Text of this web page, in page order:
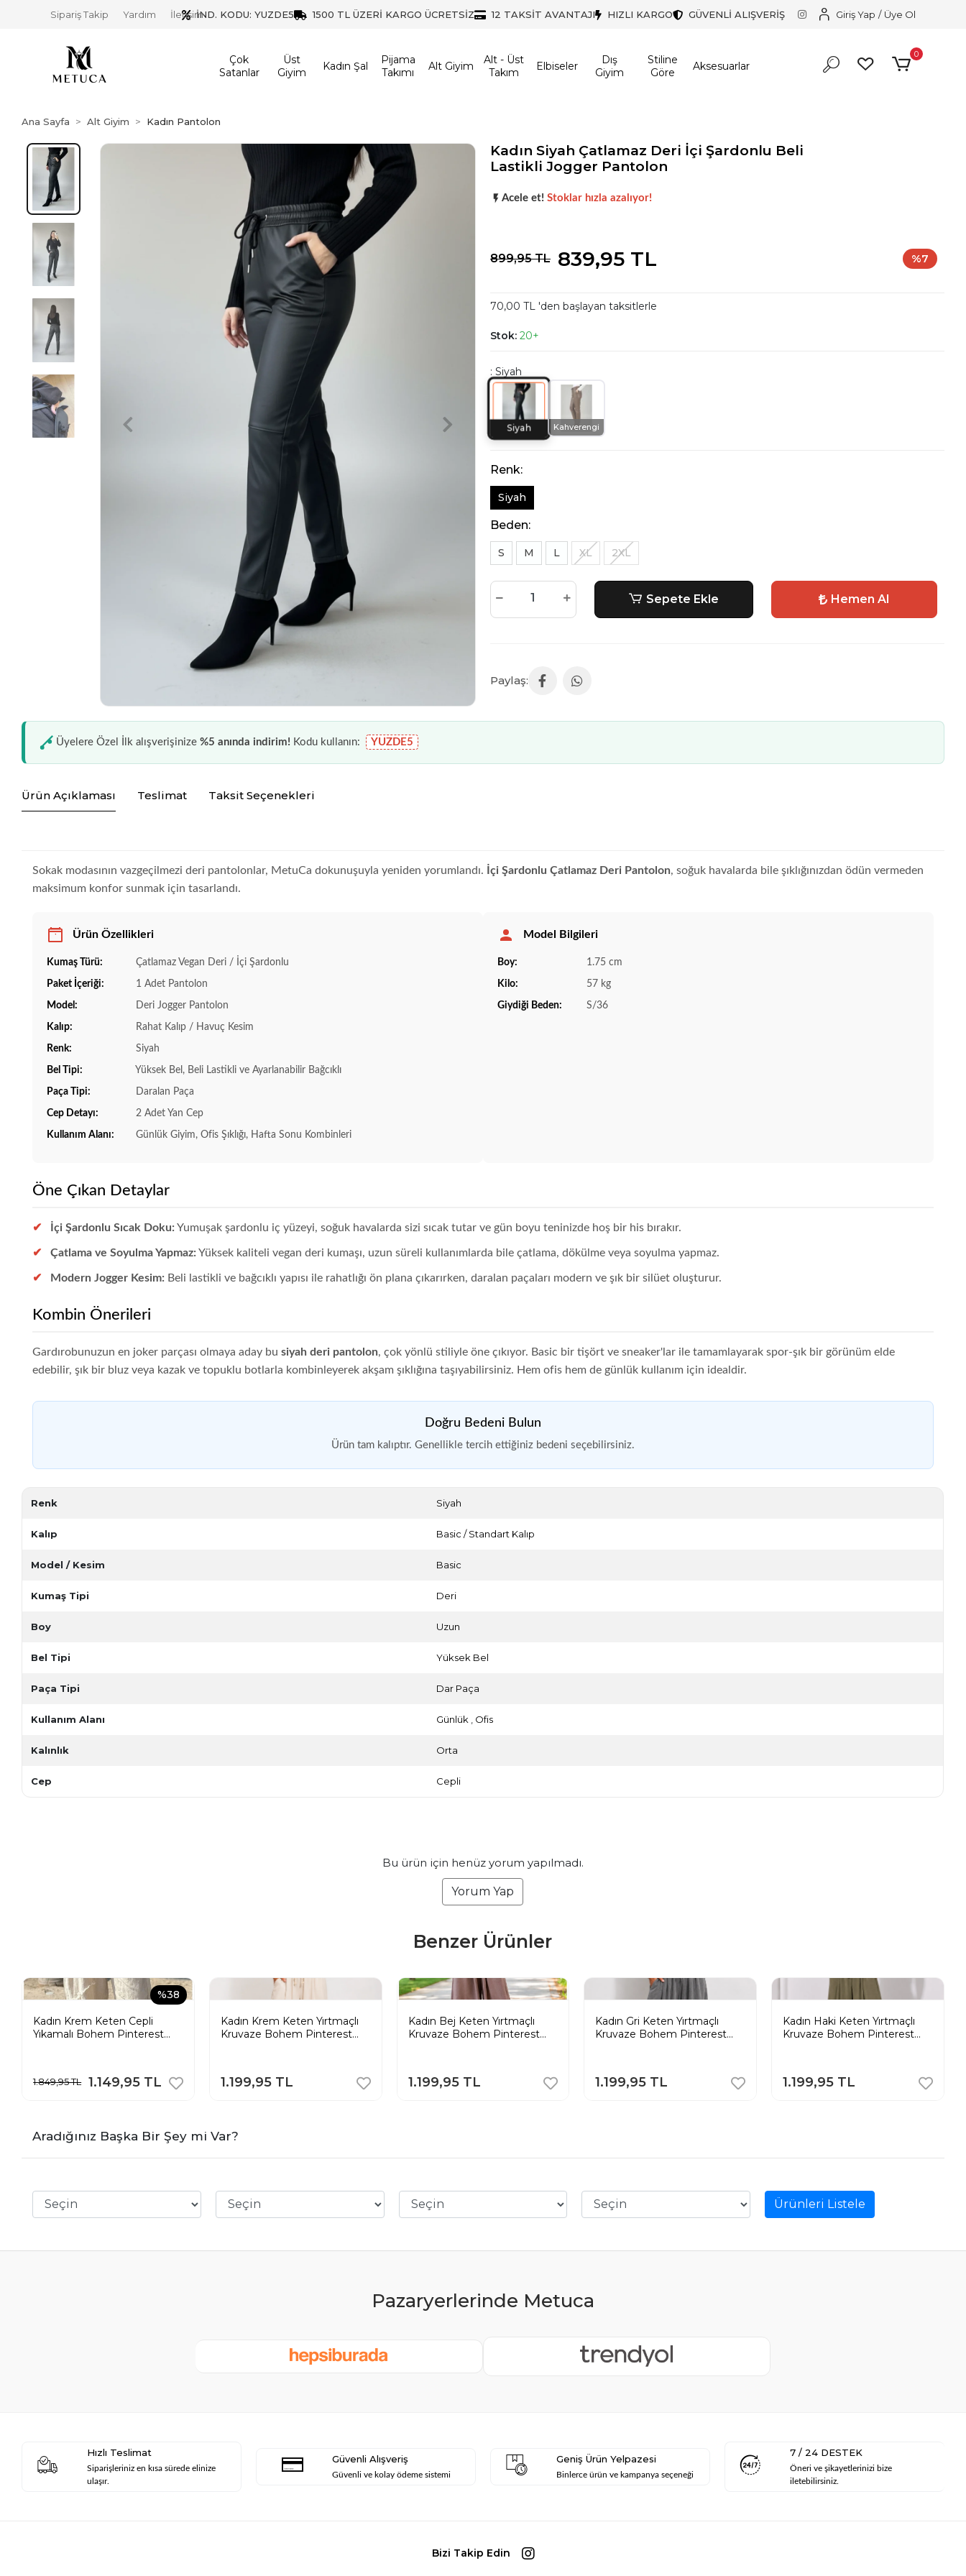
İND. KODU: YUZDE5 1500 TL ÜZERİ KARGO ÜCRETSİZ 12 TAKSİT AVANTAJI HIZLI KARGO GÜVENLİ ALIŞVERİŞ
Sipariş Takip Yardım İletişim Giriş Yap / Üye Ol
Çok
Satanlar
Üst
Giyim
Kadın Şal
Pijama
Takımı
Alt Giyim
Alt - Üst
Takım
Elbiseler
Dış
Giyim
Stiline
Göre
Aksesuarlar
0
Ana Sayfa Alt Giyim Kadın Pantolon
Kadın Siyah Çatlamaz Deri İçi Şardonlu Beli
Lastikli Jogger Pantolon
Popüler seçim! Gardırobunuz için harika bir tercih.
Acele et! Stoklar hızla azalıyor!
899,95 TL 839,95 TL %7
70,00 TL 'den başlayan taksitlerle
Stok: 20+
: Siyah
Siyah Kahverengi
Renk:
Siyah
Beden:
2XL
M
S XL
L
Sepete Ekle Hemen Al
Üyelere Özel İlk alışverişinize%5 anında indirim! Kodu kullanın: YUZDE5
Ürün Açıklaması Teslimat Taksit Seçenekleri
Sokak modasının vazgeçilmezi deri pantolonlar, MetuCa dokunuşuyla yeniden yorumlandı. İçi Şardonlu Çatlamaz Deri Pantolon, soğuk havalarda bile şıklığınızdan ödün vermeden
maksimum konfor sunmak için tasarlandı.
Ürün Özellikleri
Kumaş Türü: Çatlamaz Vegan Deri / İçi Şardonlu
Paket İçeriği: 1 Adet Pantolon
Model: Deri Jogger Pantolon
Kalıp: Rahat Kalıp / Havuç Kesim
Renk: Siyah
Bel Tipi: Yüksek Bel, Beli Lastikli ve Ayarlanabilir Bağcıklı
Paça Tipi: Daralan Paça
Cep Detayı: 2 Adet Yan Cep
Kullanım Alanı: Günlük Giyim, Ofis Şıklığı, Hafta Sonu Kombinleri
Model Bilgileri
Boy: 1.75 cm
Kilo: 57 kg
Giydiği Beden: S/36
Öne Çıkan Detaylar
İçi Şardonlu Sıcak Doku: Yumuşak şardonlu iç yüzeyi, soğuk havalarda sizi sıcak tutar ve gün boyu teninizde hoş bir his bırakır.
Çatlama ve Soyulma Yapmaz: Yüksek kaliteli vegan deri kumaşı, uzun süreli kullanımlarda bile çatlama, dökülme veya soyulma yapmaz.
Modern Jogger Kesim: Beli lastikli ve bağcıklı yapısı ile rahatlığı ön plana çıkarırken, daralan paçaları modern ve şık bir silüet oluşturur.
Kombin Önerileri
Gardırobunuzun en joker parçası olmaya aday busiyah deri pantolon, çok yönlü stiliyle öne çıkıyor. Basic bir tişört ve sneaker'lar ile tamamlayarak spor-şık bir görünüm elde
edebilir, şık bir bluz veya kazak ve topuklu botlarla kombinleyerek akşam şıklığına taşıyabilirsiniz. Hem ofis hem de günlük kullanım için idealdir.
Doğru Bedeni Bulun
Ürün tam kalıptır. Genellikle tercih ettiğiniz bedeni seçebilirsiniz.
Renk Siyah
Kalıp Basic / Standart Kalıp
Model / Kesim Basic
Kumaş Tipi Deri
Boy Uzun
Bel Tipi Yüksek Bel
Paça Tipi Dar Paça
Kullanım Alanı Günlük Ofis
Kalınlık Orta
Cep Cepli
Bu ürün için henüz yorum yapılmadı.
Yorum Yap
Benzer Ürünler
%38
Kadın Krem Keten Cepli
Yıkamalı Bohem Pinterest
1.849,95 TL 1.149,95 TL
Kadın Krem Keten Yırtmaçlı
Kruvaze Bohem Pinterest
1.199,95 TL
Kadın Bej Keten Yırtmaçlı
Kruvaze Bohem Pinterest
1.199,95 TL
Kadın Gri Keten Yırtmaçlı
Kruvaze Bohem Pinterest
1.199,95 TL
Kadın Haki Keten Yırtmaçlı
Kruvaze Bohem Pinterest
1.199,95 TL
Aradığınız Başka Bir Şey mi Var?
Ürünleri Listele
Hızlı Teslimat
Siparişleriniz en kısa sürede elinize
ulaşır.
Güvenli Alışveriş
Güvenli ve kolay ödeme sistemi
Geniş Ürün Yelpazesi
Binlerce ürün ve kampanya seçeneği
7 / 24 DESTEK
Öneri ve şikayetlerinizi bize
iletebilirsiniz.
Bizi Takip Edin